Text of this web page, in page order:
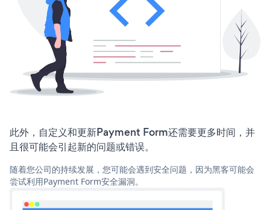
此外，自定义和更新Payment Form还需要更多时间，并
且很可能会引起新的问题或错误。
随着您公司的持续发展，您可能会遇到安全问题，因为黑客可能会
尝试利用Payment Form安全漏洞。